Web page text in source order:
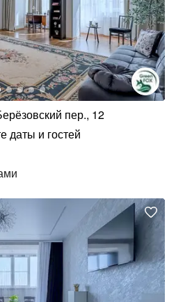
пер., 12
даты и гостей